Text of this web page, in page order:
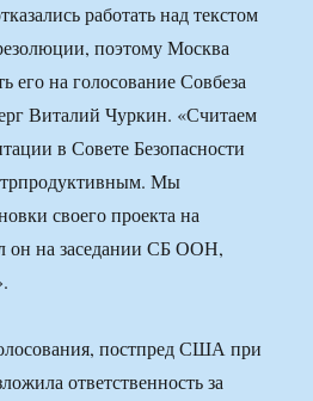
работать над текстом
поэтому Москва
его на голосование Совбеза
Виталий Чуркин. «Считаем
в Совете Безопасности
Мы
своего проекта на
он на заседании СБ ООН,
постпред США при
ответственность за